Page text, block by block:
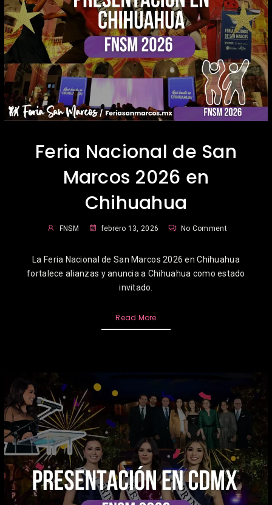
Feria Nacional de San
Marcos 2026 en
Chihuahua
FNSM febrero 13, 2026 No Comment
La Feria Nacional de San Marcos 2026 en Chihuahua
fortalece alianzas y anuncia a Chihuahua como estado
invitado.
Read More